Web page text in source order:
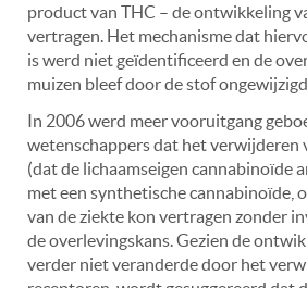
product van THC – de ontwikkeling
vertragen. Het mechanisme dat
is werd niet geïdentificeerd en de
muizen bleef door de stof
In 2006 werd meer vooruitgang
wetenschappers dat het verwijderen
(dat de lichaamseigen cannabinoïde
met een synthetische cannabinoïde,
van de ziekte kon vertragen zonder
de overlevingskans. Gezien de
verder niet veranderde door het